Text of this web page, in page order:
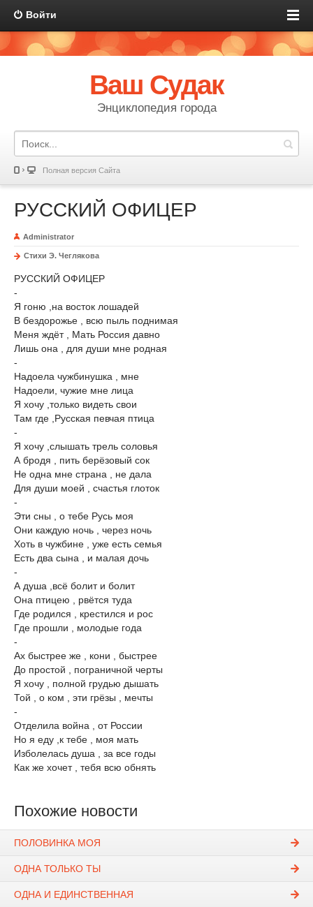
Войти
Ваш Судак
Энциклопедия города
Полная версия Сайта
РУССКИЙ ОФИЦЕР
Administrator
Стихи Э. Чеглякова
РУССКИЙ ОФИЦЕР
-
Я гоню ,на восток лошадей
В бездорожье , всю пыль поднимая
Меня ждёт , Мать Россия давно
Лишь она , для души мне родная
-
Надоела чужбинушка , мне
Надоели, чужие мне лица
Я хочу ,только видеть свои
Там где ,Русская певчая птица
-
Я хочу ,слышать трель соловья
А бродя , пить берёзовый сок
Не одна мне страна , не дала
Для души моей , счастья глоток
-
Эти сны , о тебе Русь моя
Они каждую ночь , через ночь
Хоть в чужбине , уже есть семья
Есть два сына , и малая дочь
-
А душа ,всё болит и болит
Она птицею , рвётся туда
Где родился , крестился и рос
Где прошли , молодые года
-
Ах быстрее же , кони , быстрее
До простой , пограничной черты
Я хочу , полной грудью дышать
Той , о ком , эти грёзы , мечты
-
Отделила война , от России
Но я еду ,к тебе , моя мать
Изболелась душа , за все годы
Как же хочет , тебя всю ​обнять
Похожие новости
ПОЛОВИНКА МОЯ
ОДНА ТОЛЬКО ТЫ
ОДНА И ЕДИНСТВЕННАЯ